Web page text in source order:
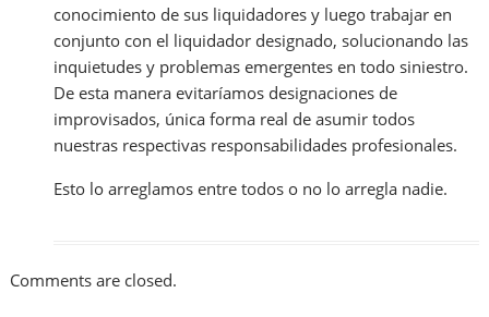
conocimiento de sus liquidadores y luego trabajar en
conjunto con el liquidador designado, solucionando las
inquietudes y problemas emergentes en todo siniestro.
De esta manera evitaríamos designaciones de
improvisados, única forma real de asumir todos
nuestras respectivas responsabilidades profesionales.
Esto lo arreglamos entre todos o no lo arregla nadie.
Comments are closed.